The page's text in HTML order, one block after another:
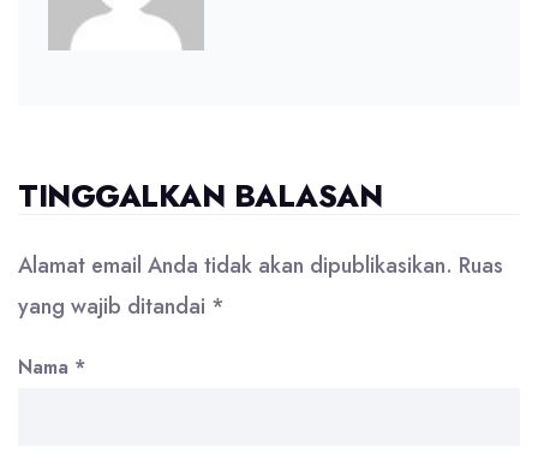
TINGGALKAN BALASAN
Alamat email Anda tidak akan dipublikasikan. Ruas
yang wajib ditandai *
Nama *